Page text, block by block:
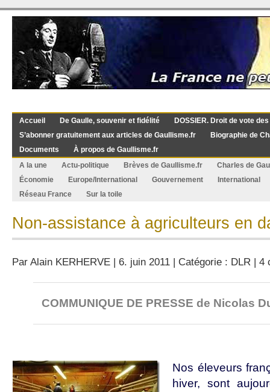
Accueil De Gaulle, souvenir et fidélité
DOSSIER. Droit de vote
S’abonner gratuitement aux articles de Gaullisme.fr
Biographie de
Documents
À propos de Gaullisme.fr
A la une
Actu-politique Brèves de Gaullisme.fr
Charles de
Économie
Europe/International Gouvernement
International
Réseau France
Sur la toile
Non-assistance à agriculteurs en
Par Alain KERHERVE | 6. juin 2011 | Catégorie : DLR | 4
COMMUNIQUE DE PRESSE de Nicolas
Nos éleveurs
hiver, sont